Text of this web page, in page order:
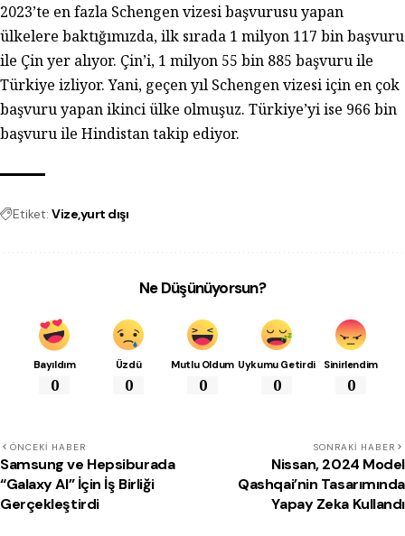
2023’te en fazla Schengen vizesi başvurusu yapan
ülkelere baktığımızda, ilk sırada 1 milyon 117 bin başvuru
ile Çin yer alıyor. Çin’i, 1 milyon 55 bin 885 başvuru ile
Türkiye izliyor. Yani, geçen yıl Schengen vizesi için en çok
başvuru yapan ikinci ülke olmuşuz. Türkiye’yi ise 966 bin
başvuru ile Hindistan takip ediyor.
Etiket: Vizeyurt dışı
Ne Düşünüyorsun?
Bayıldım
0
Üzdü
0
Mutlu Oldum
0
Uykumu Getirdi
0
Sinirlendim
0
ÖNCEKI HABER
Samsung ve Hepsiburada
“Galaxy AI” İçin İş Birliği
Gerçekleştirdi
SONRAKI HABER
Nissan, 2024 Model
Qashqai’nin Tasarımında
Yapay Zeka Kullandı